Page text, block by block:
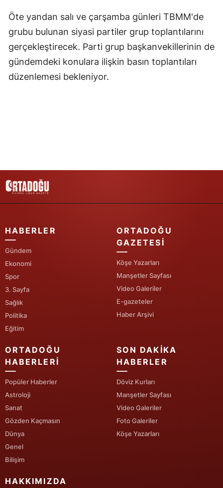
Öte yandan salı ve çarşamba günleri TBMM'de
grubu bulunan siyasi partiler grup toplantılarını
gerçekleştirecek. Parti grup başkanvekillerinin de
gündemdeki konulara ilişkin basın toplantıları
düzenlemesi bekleniyor.
HABERLER
Gündem
Ekonomi
Spor
3. Sayfa
Sağlık
Politika
Eğitim
ORTADOĞU
GAZETESI
Köşe Yazarları
Manşetler Sayfası
Video Galeriler
E-gazeteler
Haber Arşivi
ORTADOĞU
HABERLERI
Popüler Haberler
Astroloji
Sanat
Gözden Kaçmasın
Dünya
Genel
Bilişim
SON DAKIKA
HABERLER
Döviz Kurları
Manşetler Sayfası
Video Galeriler
Foto Galeriler
Köşe Yazarları
HAKKIMIZDA